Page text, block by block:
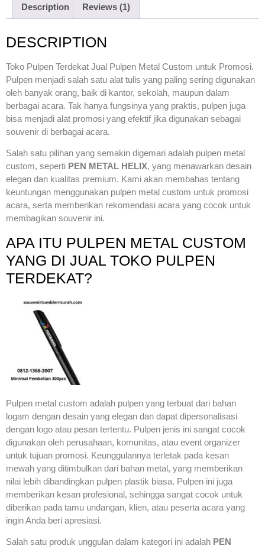
Description Reviews (1)
DESCRIPTION
Toko Pulpen Terdekat Jual Pulpen Metal Custom untuk Promosi.
Pulpen menjadi salah satu alat tulis yang paling sering digunakan
oleh banyak orang, baik di kantor, sekolah, maupun dalam
berbagai acara. Tak hanya fungsinya yang praktis, pulpen juga
bisa menjadi alat promosi yang efektif jika digunakan sebagai
souvenir di berbagai acara.
Salah satu pilihan yang semakin digemari adalah pulpen metal
custom, seperti PEN METAL HELIX, yang menawarkan desain
elegan dan kualitas premium. Kami akan membahas tentang
keuntungan menggunakan pulpen metal custom untuk promosi
acara, serta memberikan rekomendasi acara yang cocok untuk
membagikan souvenir ini.
APA ITU PULPEN METAL CUSTOM
YANG DI JUAL TOKO PULPEN
TERDEKAT?
Pulpen metal custom adalah pulpen yang terbuat dari bahan
logam dengan desain yang elegan dan dapat dipersonalisasi
dengan logo atau pesan tertentu. Pulpen jenis ini sangat cocok
digunakan oleh perusahaan, komunitas, atau event organizer
untuk tujuan promosi. Keunggulannya terletak pada kesan
mewah yang ditimbulkan dari bahan metal, yang memberikan
nilai lebih dibandingkan pulpen plastik biasa. Pulpen ini juga
memberikan kesan profesional, sehingga sangat cocok untuk
diberikan pada tamu undangan, klien, atau peserta acara yang
ingin Anda beri apresiasi.
Salah satu produk unggulan dalam kategori ini adalah PEN